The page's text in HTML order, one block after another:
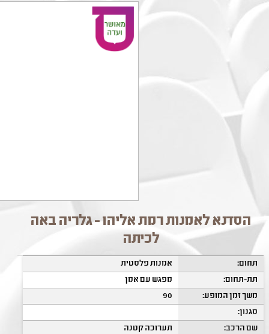
הסדנא לאמנות רמת אליהו - גלריה באה
לכיתה
תחום:
אמנות פלסטית
תת-תחום:
מפגש עם אמן
משך זמן המופע:
90
סגנון:
שם הרכב:
תערוכה קטנה